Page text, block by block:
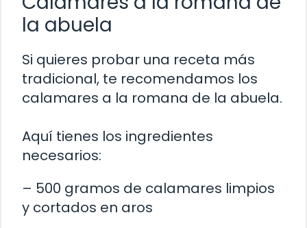
la abuela
Si quieres probar una receta más
tradicional, te recomendamos los
calamares a la romana de la abuela.
Aquí tienes los ingredientes
necesarios:
– 500 gramos de calamares limpios
y cortados en aros